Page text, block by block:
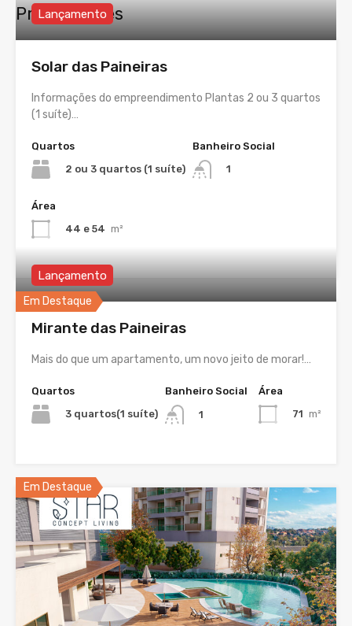
Propriedades
Lançamento
Solar das Paineiras
Informações do empreendimento Plantas 2 ou 3 quartos
(1 suíte)…
Quartos
2 ou 3 quartos (1 suíte)
Banheiro Social
1
Área
44 e 54 m²
Em Destaque
Lançamento
Mirante das Paineiras
Mais do que um apartamento, um novo jeito de morar!…
Quartos
3 quartos(1 suíte)
Banheiro Social
1
Área
71 m²
Em Destaque